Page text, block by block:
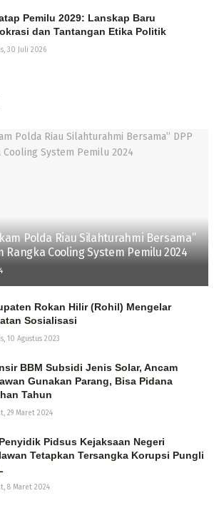
Pemilu 2029: Lanskap Baru
dan Tantangan Etika Politik
30 Juli 2026
Polda Riau Silahturahmi Bersama”
Rangka Cooling System Pemilu 2024
Rokan Hilir (Rohil) Mengelar
Sosialisasi
10 Agustus 2023
BBM Subsidi Jenis Solar, Ancam
Gunakan Parang, Bisa Pidana
Tahun
29 Maret 2024
Pidsus Kejaksaan Negeri
Tetapkan Tersangka Korupsi Pungli
8 Maret 2024